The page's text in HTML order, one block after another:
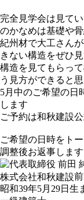
完全見学会は見て
のかなめは基礎や骨
紀州材で大工さん
きない構造をぜひ
構造を見てもらっ
う見方ができると思
5月中のご希望の日
します
ご予約は和秋建設
ご希望の日時をト
調整後お返事します
株式会社和秋建設
昭和39年5月29日生